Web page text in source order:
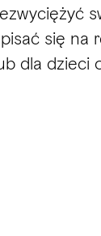
się na
dla dzieci